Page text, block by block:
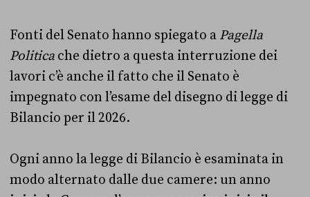
Fonti del Senato hanno spiegato a Pagella
Politica che dietro a questa interruzione dei
lavori c’è anche il fatto che il Senato è
impegnato con l’esame del disegno di legge di
Bilancio per il 2026.
Ogni anno la legge di Bilancio è esaminata in
modo alternato dalle due camere: un anno